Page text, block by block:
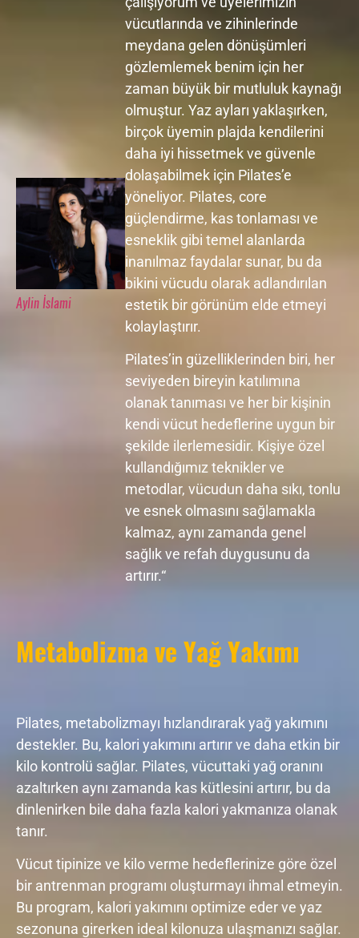
Aylin İslami
vücutlarında ve zihinlerinde
meydana gelen dönüşümleri
gözlemlemek benim için her
zaman büyük bir mutluluk kaynağı
olmuştur. Yaz ayları yaklaşırken,
birçok üyemin plajda kendilerini
daha iyi hissetmek ve güvenle
dolaşabilmek için Pilates’e
yöneliyor. Pilates, core
güçlendirme, kas tonlaması ve
esneklik gibi temel alanlarda
inanılmaz faydalar sunar, bu da
bikini vücudu olarak adlandırılan
estetik bir görünüm elde etmeyi
kolaylaştırır.
Pilates’in güzelliklerinden biri, her
seviyeden bireyin katılımına
olanak tanıması ve her bir kişinin
kendi vücut hedeflerine uygun bir
şekilde ilerlemesidir. Kişiye özel
kullandığımız teknikler ve
metodlar, vücudun daha sıkı, tonlu
ve esnek olmasını sağlamakla
kalmaz, aynı zamanda genel
sağlık ve refah duygusunu da
artırır.“
Metabolizma ve Yağ Yakımı
Pilates, metabolizmayı hızlandırarak yağ yakımını
destekler. Bu, kalori yakımını artırır ve daha etkin bir
kilo kontrolü sağlar. Pilates, vücuttaki yağ oranını
azaltırken aynı zamanda kas kütlesini artırır, bu da
dinlenirken bile daha fazla kalori yakmanıza olanak
tanır.
Vücut tipinize ve kilo verme hedeflerinize göre özel
bir antrenman programı oluşturmayı ihmal etmeyin.
Bu program, kalori yakımını optimize eder ve yaz
sezonuna girerken ideal kilonuza ulaşmanızı sağlar.